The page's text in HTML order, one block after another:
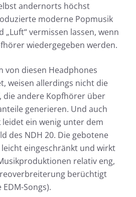
andernorts höchst
moderne Popmusik
„Luft“ vermissen lassen, wenn
wiedergegeben werden.
von diesen Headphones
weisen allerdings nicht die
die andere Kopfhörer über
generieren. Und auch
ein wenig unter dem
des NDH 20. Die gebotene
eingeschränkt und wirkt
relativ eng,
berüchtigt
Songs).